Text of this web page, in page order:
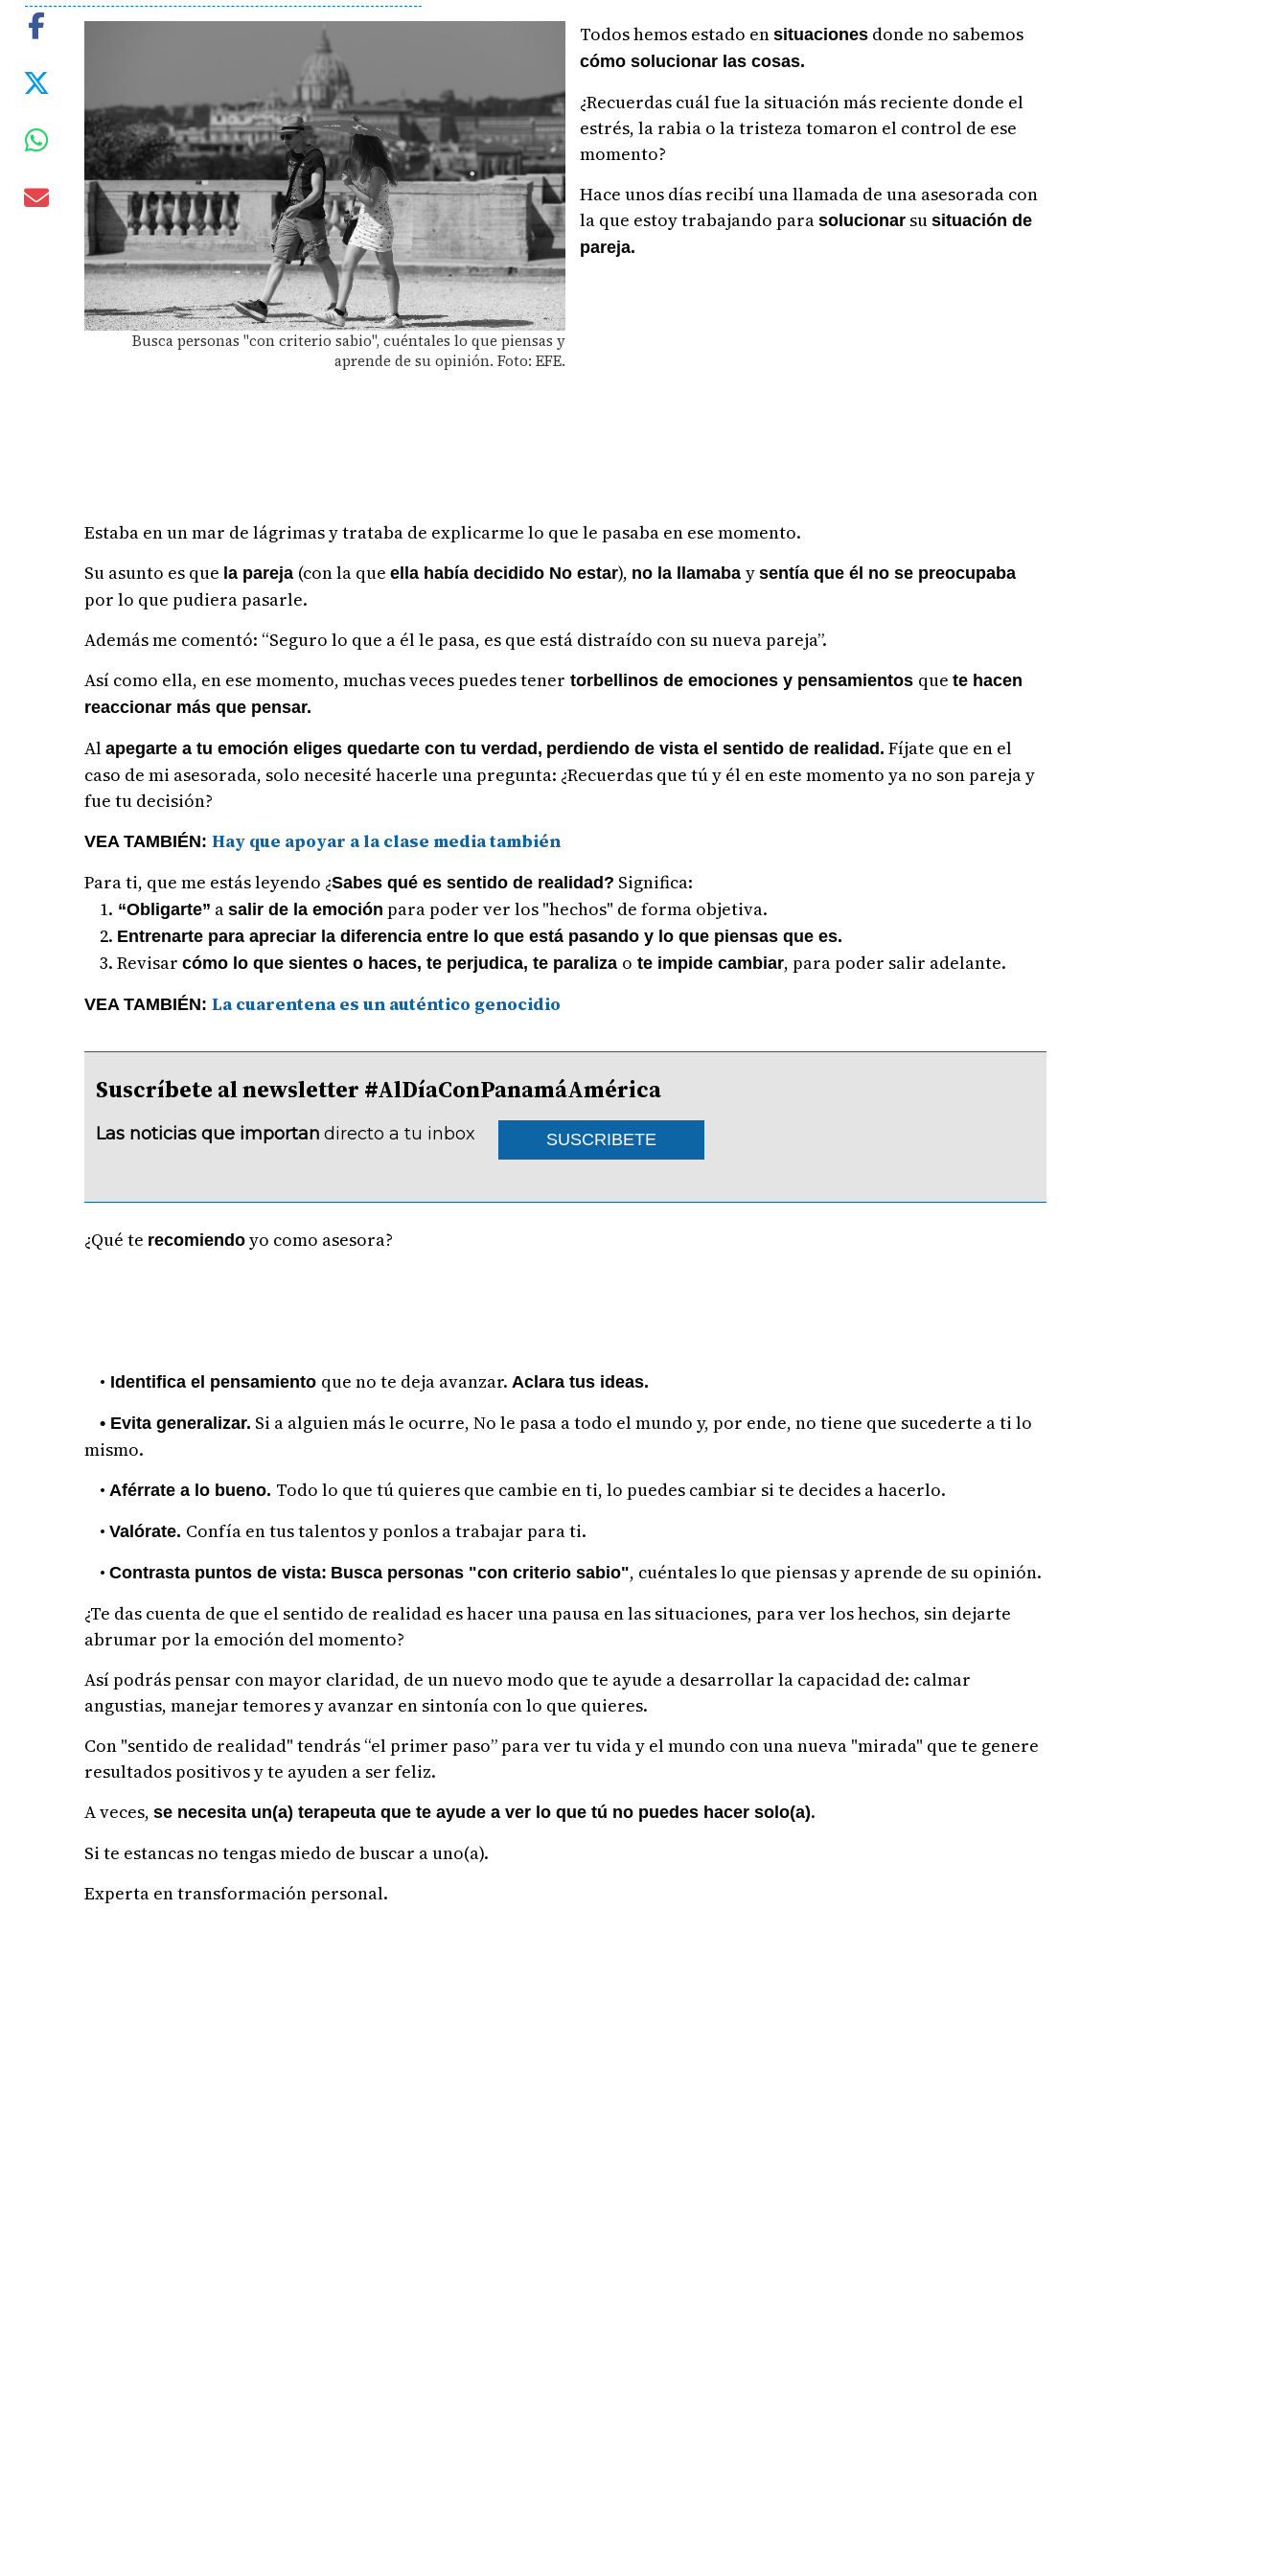
Busca personas "con criterio sabio", cuéntales lo que piensas y
aprende de su opinión. Foto: EFE.
Todos hemos estado ensituaciones donde no sabemos
cómo solucionar las cosas.
¿Recuerdas cuál fue la situación más reciente donde el
estrés, la rabia o la tristeza tomaron el control de ese
momento?
Hace unos días recibí una llamada de una asesorada con
la que estoy trabajando parasolucionar susituación de
pareja.
Estaba en un mar de lágrimas y trataba de explicarme lo que le pasaba en ese momento.
Su asunto es que la pareja (con la queella había decidido No estar), no la llamabaysentía que él no se preocupaba
por lo que pudiera pasarle.
Además me comentó: “Seguro lo que a él le pasa, es que está distraído con su nueva pareja”.
Así como ella, en ese momento, muchas veces puedes tener torbellinos de emociones y pensamientos quete hacen
reaccionar más que pensar.
Alapegarte a tu emoción eliges quedarte con tu verdad, perdiendo de vista el sentido de realidad. Fíjate que en el
caso de mi asesorada, solo necesité hacerle una pregunta: ¿Recuerdas que tú y él en este momento ya no son pareja y
fue tu decisión?
VEA TAMBIÉN:Hay que apoyar a la clase media también
Para ti, que me estás leyendo ¿Sabes qué es sentido de realidad? Significa:
1. “Obligarte” asalir de la emoción para poder ver los "hechos" de forma objetiva.
2. Entrenarte para apreciar la diferencia entre lo que está pasando y lo que piensas que es.
3. Revisarcómo lo que sientes o haces, te perjudica, te paraliza o te impide cambiar, para poder salir adelante.
VEA TAMBIÉN:La cuarentena es un auténtico genocidio
Suscríbete al newsletter #AlDíaConPanamáAmérica
Las noticias que importan directo a tu inbox SUSCRIBETE
¿Qué te recomiendo yo como asesora?
• Identifica el pensamiento que no te deja avanzar.Aclara tus ideas.
• Evita generalizar. Si a alguien más le ocurre, No le pasa a todo el mundo y, por ende, no tiene que sucederte a ti lo
mismo.
•Aférrate a lo bueno. Todo lo que tú quieres que cambie en ti, lo puedes cambiar si te decides a hacerlo.
•Valórate. Confía en tus talentos y ponlos a trabajar para ti.
•Contrasta puntos de vista: Busca personas "con criterio sabio", cuéntales lo que piensas y aprende de su opinión.
¿Te das cuenta de que el sentido de realidad es hacer una pausa en las situaciones, para ver los hechos, sin dejarte
abrumar por la emoción del momento?
Así podrás pensar con mayor claridad, de un nuevo modo que te ayude a desarrollar la capacidad de: calmar
angustias, manejar temores y avanzar en sintonía con lo que quieres.
Con "sentido de realidad" tendrás “el primer paso” para ver tu vida y el mundo con una nueva "mirada" que te genere
resultados positivos y te ayuden a ser feliz.
A veces,se necesita un(a) terapeuta que te ayude a ver lo que tú no puedes hacer solo(a).
Si te estancas no tengas miedo de buscar a uno(a).
Experta en transformación personal.